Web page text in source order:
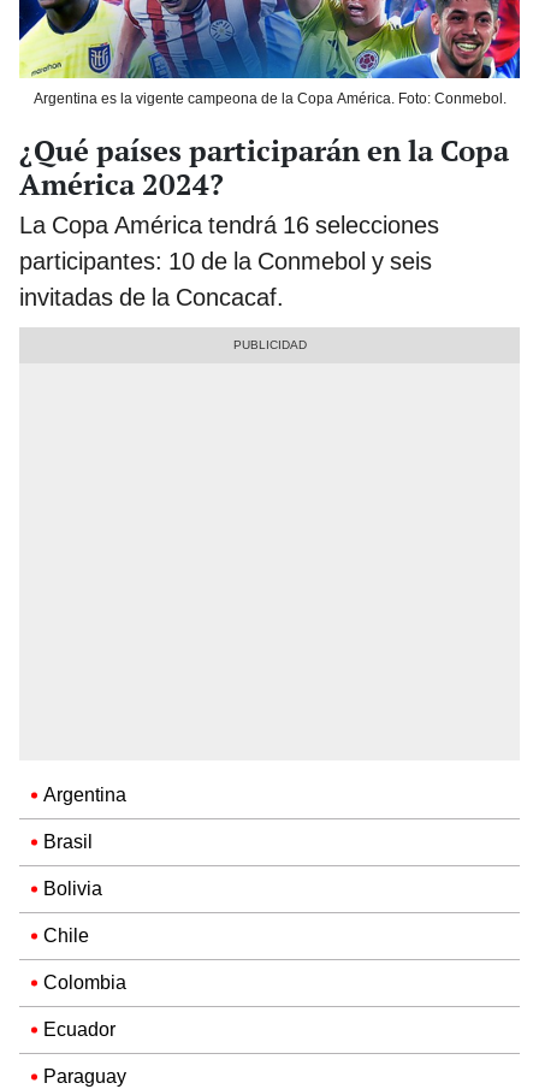
Argentina es la vigente campeona de la Copa América. Foto: Conmebol.
¿Qué países participarán en la Copa
América 2024?
La Copa América tendrá 16 selecciones
participantes: 10 de la Conmebol y seis
invitadas de la Concacaf.
Argentina
Brasil
Bolivia
Chile
Colombia
Ecuador
Paraguay